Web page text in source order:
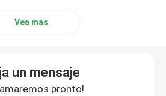
Vea más
un mensaje
pronto!